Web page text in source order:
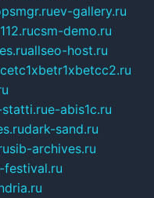
ev-gallery.ru
csm-demo.ru
allseo-host.ru
e-abis1c.ru
dark-sand.ru
sib-archives.ru
festival.ru